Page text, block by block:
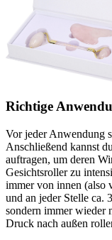
Richtige
Vor jeder Anwendung
Anschließend kannst
auftragen, um deren
Gesichtsroller zu
immer von innen (also
und an jeder Stelle ca.
sondern immer wieder
Druck nach außen